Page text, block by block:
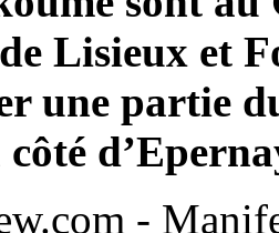
de Lisieux et
une partie